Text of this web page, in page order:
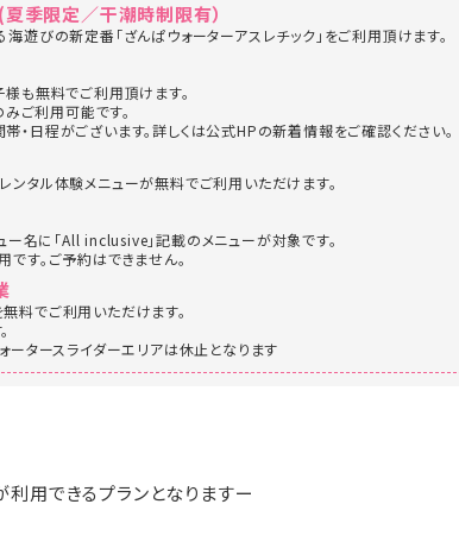
季限定／干潮時制限有）
遊びの新定番「ざんぱウォーターアスレチック」をご利用頂けます。
も無料でご利用頂けます。
ご利用可能です。
日程がございます。詳しくは公式HPの新着情報をご確認ください。
タル体験メニューが無料でご利用いただけます。
名に「All inclusive」記載のメニューが対象です。
す。ご予約はできません。
料でご利用いただけます。
タースライダーエリアは休止となります
用できるプランとなりますー